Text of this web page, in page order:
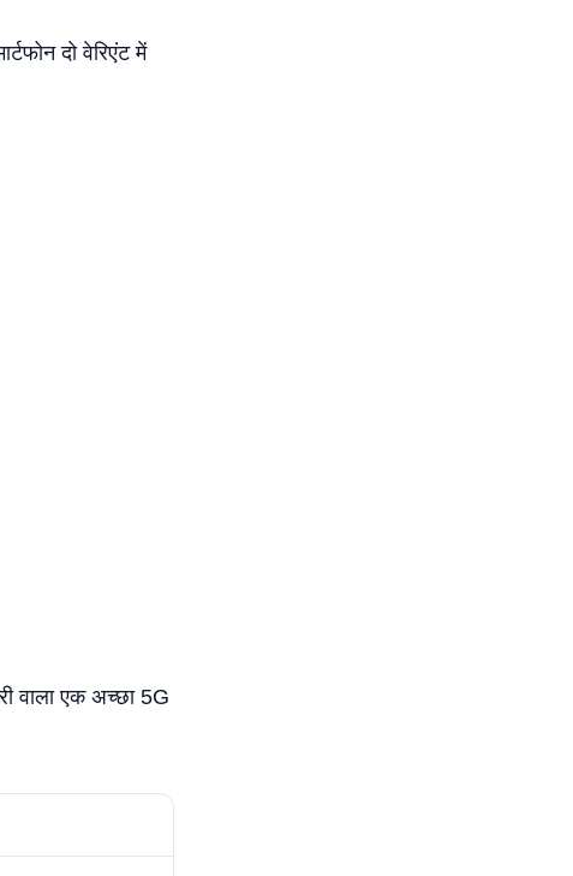
दो वेरिएंट में
वाला एक अच्छा 5G